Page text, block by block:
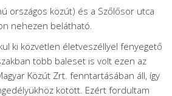
országos közút) és a Szőlősor utca
nehezen belátható.
ki közvetlen életveszéllyel fenyegető
több baleset is volt ezen az
Közút Zrt. fenntartásában áll, így
kötött. Ezért fordultam